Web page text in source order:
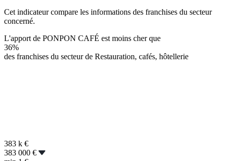
Cet indicateur compare les informations des franchises du secteur
concerné.
L'apport de PONPON CAFÉ est moins cher que
36%
des franchises du secteur de Restauration, cafés, hôtellerie
383 k €
383 000 €